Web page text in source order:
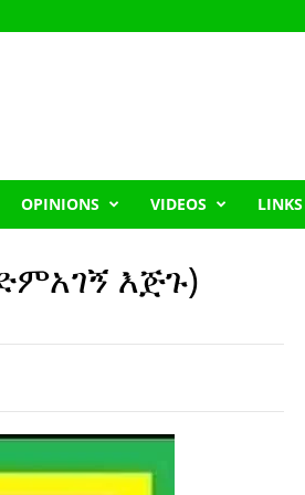
OPINIONS VIDEOS LINKS
እጅጉ)